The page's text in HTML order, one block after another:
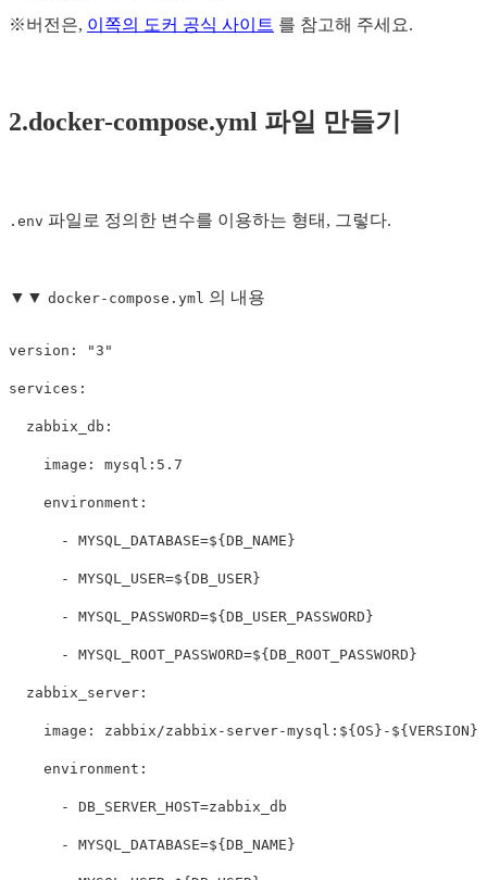
※버전은, 이쪽의 도커 공식 사이트 를 참고해 주세요.
2.docker-compose.yml 파일 만들기
.env 파일로 정의한 변수를 이용하는 형태, 그렇다.
▼▼ docker-compose.yml 의 내용
version: "3"
services:
  zabbix_db:
    image: mysql:5.7
    environment:
      - MYSQL_DATABASE=${DB_NAME}
      - MYSQL_USER=${DB_USER}
      - MYSQL_PASSWORD=${DB_USER_PASSWORD}
      - MYSQL_ROOT_PASSWORD=${DB_ROOT_PASSWORD}
  zabbix_server:
    image: zabbix/zabbix-server-mysql:${OS}-${VERSION}
    environment:
      - DB_SERVER_HOST=zabbix_db
      - MYSQL_DATABASE=${DB_NAME}